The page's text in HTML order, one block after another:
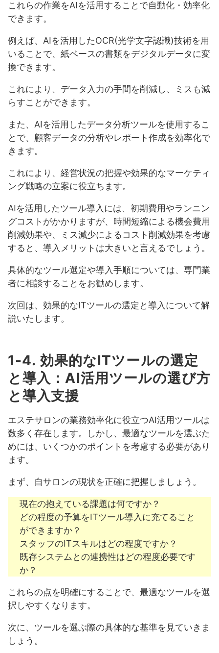
これらの作業をAIを活用することで自動化・効率化
できます。
例えば、AIを活用したOCR(光学文字認識)技術を用
いることで、紙ベースの書類をデジタルデータに変
換できます。
これにより、データ入力の手間を削減し、ミスも減
らすことができます。
また、AIを活用したデータ分析ツールを使用するこ
とで、顧客データの分析やレポート作成を効率化で
きます。
これにより、経営状況の把握や効果的なマーケティ
ング戦略の立案に役立ちます。
AIを活用したツール導入には、初期費用やランニン
グコストがかかりますが、時間短縮による機会費用
削減効果や、ミス減少によるコスト削減効果を考慮
すると、導入メリットは大きいと言えるでしょう。
具体的なツール選定や導入手順については、専門業
者に相談することをお勧めします。
次回は、効果的なITツールの選定と導入について解
説いたします。
1-4. 効果的なITツールの選定
と導入：AI活用ツールの選び方
と導入支援
エステサロンの業務効率化に役立つAI活用ツールは
数多く存在します。しかし、最適なツールを選ぶた
めには、いくつかのポイントを考慮する必要があり
ます。
まず、自サロンの現状を正確に把握しましょう。
現在の抱えている課題は何ですか？
どの程度の予算をITツール導入に充てること
ができますか？
スタッフのITスキルはどの程度ですか？
既存システムとの連携性はどの程度必要です
か？
これらの点を明確にすることで、最適なツールを選
択しやすくなります。
次に、ツールを選ぶ際の具体的な基準を見ていきま
しょう。